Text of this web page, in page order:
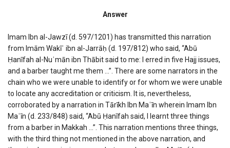
Answer
Imam Ibn al-Jawzī (d. 597/1201) has transmitted this narration
from Imām Wakīʿ ibn al-Jarrāḥ (d. 197/812) who said, “Abū
Ḥanīfah al-Nuʿmān ibn Thābit said to me: I erred in five Hajj issues,
and a barber taught me them …”. There are some narrators in the
chain who we were unable to identify or for whom we were unable
to locate any accreditation or criticism. It is, nevertheless,
corroborated by a narration in Tārīkh Ibn Maʿīn wherein Imam Ibn
Maʿīn (d. 233/848) said, “Abū Ḥanīfah said, I learnt three things
from a barber in Makkah …”. This narration mentions three things,
with the third thing not mentioned in the above narration, and